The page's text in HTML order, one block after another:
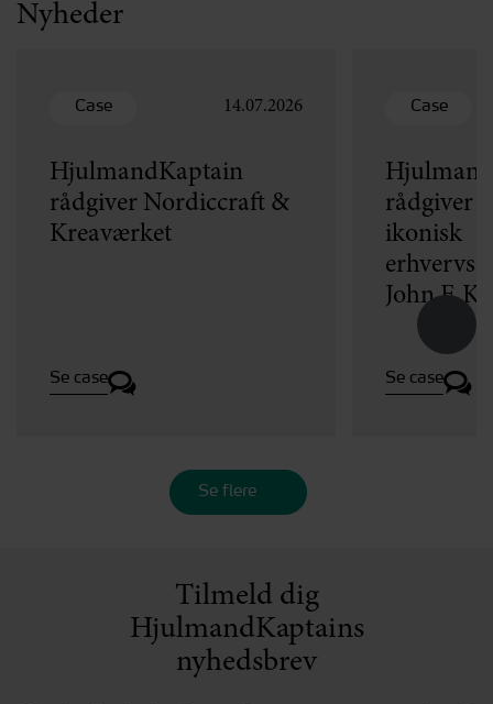
Nyheder
Case 14.07.2026
HjulmandKaptain
rådgiver Nordiccraft &
Kreaværket
Se case
Case
rådgiver
ikonisk
John F.
Se case
Se flere
Tilmeld dig
HjulmandKaptains
nyhedsbrev